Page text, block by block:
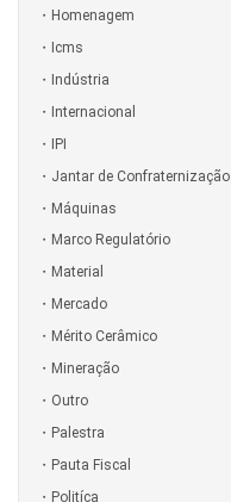
Homenagem
Icms
Indústria
Internacional
IPI
Jantar de Confraternização
Máquinas
Marco Regulatório
Material
Mercado
Mérito Cerâmico
Mineração
Outro
Palestra
Pauta Fiscal
Politíca